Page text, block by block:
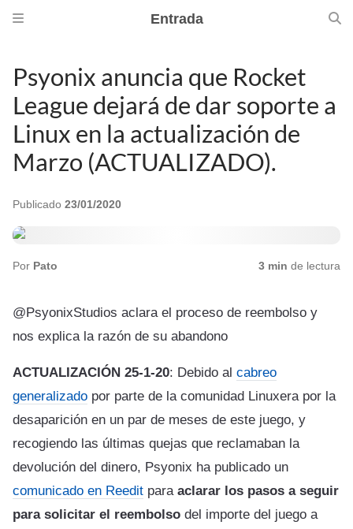
Entrada
Psyonix anuncia que Rocket
League dejará de dar soporte a
Linux en la actualización de
Marzo (ACTUALIZADO).
Publicado 23/01/2020
Por Pato 3 min de lectura
@PsyonixStudios aclara el proceso de reembolso y
nos explica la razón de su abandono
ACTUALIZACIÓN 25-1-20: Debido al cabreo
generalizado por parte de la comunidad Linuxera por la
desaparición en un par de meses de este juego, y
recogiendo las últimas quejas que reclamaban la
devolución del dinero, Psyonix ha publicado un
comunicado en Reedit para aclarar los pasos a seguir
para solicitar el reembolso del importe del juego a